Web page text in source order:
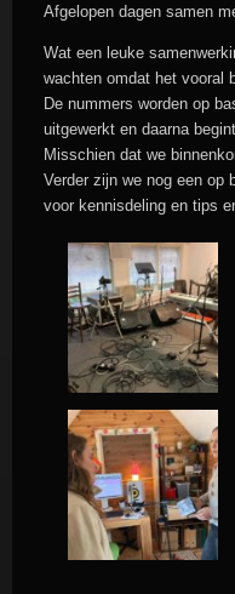
Afgelopen dagen samen
Wat een leuke
wachten omdat het vooral
De nummers worden op
uitgewerkt en daarna
Misschien dat we
Verder zijn we nog een op
voor kennisdeling en tips